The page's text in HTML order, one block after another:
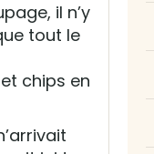
il n’y
tout le
chips en